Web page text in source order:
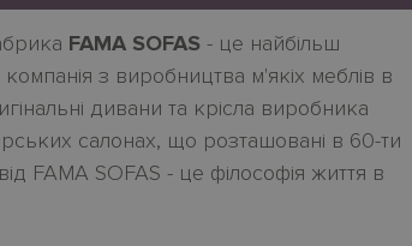
FAMA SOFAS- це найбільш
компанія з виробництва м'якіх меблів в
дивани та крісла виробника
салонах, що розташовані в 60-ти
FAMA SOFAS - це філософія життя в